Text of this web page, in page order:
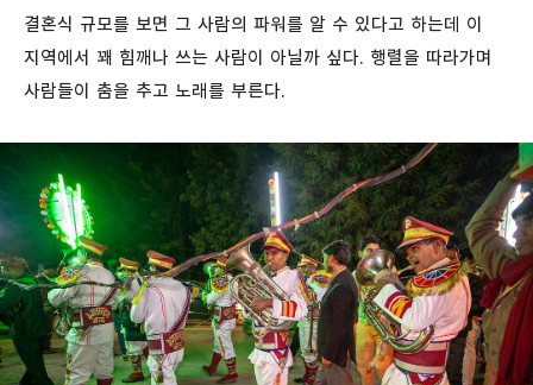
결혼식 규모를 보면 그 사람의 파워를 알 수 있다고 하는데 이
지역에서 꽤 힘깨나 쓰는 사람이 아닐까 싶다. 행렬을 따라가며
사람들이 춤을 추고 노래를 부른다.